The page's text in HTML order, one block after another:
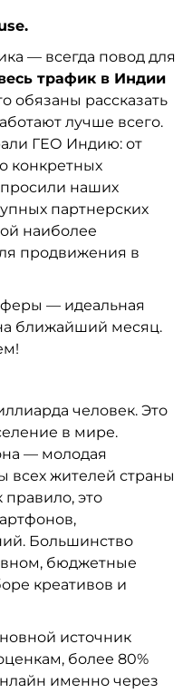
— всегда повод для
трафик в Индии
обязаны рассказать
лучше всего.
ГЕО Индию: от
конкретных
наших
партнерских
наиболее
продвижения в
— идеальная
ближайший месяц.
человек. Это
в мире.
— молодая
всех жителей страны
правило, это
Большинство
бюджетные
креативов и
источник
более 80%
именно через